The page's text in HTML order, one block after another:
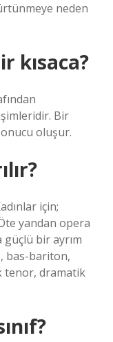
neden
kısaca?
Bir
oluşur.
için;
yandan opera
güçlü bir ayrım
bas-bariton,
tenor, dramatik